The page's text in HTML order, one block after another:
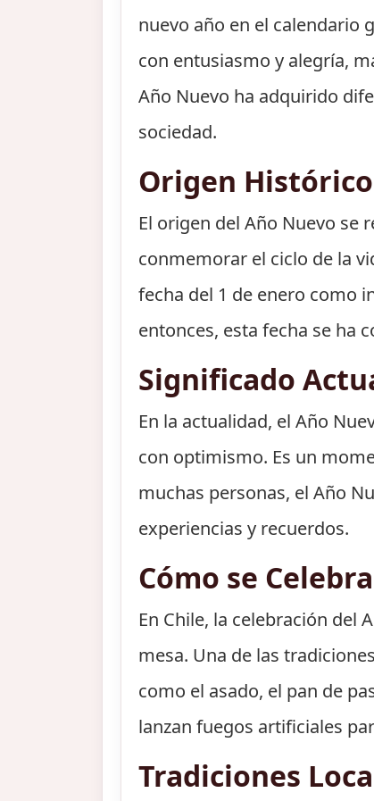
nuevo año en el calendario
con entusiasmo y alegría,
Año Nuevo ha adquirido
sociedad.
Origen
El origen del Año Nuevo se
conmemorar el ciclo de la
fecha del 1 de enero como
entonces, esta fecha se ha
Significado
En la actualidad, el Año
con optimismo. Es un
muchas personas, el Año
experiencias y recuerdos.
Cómo se
En Chile, la celebración del
mesa. Una de las
como el asado, el pan de
lanzan fuegos artificiales
Tradiciones